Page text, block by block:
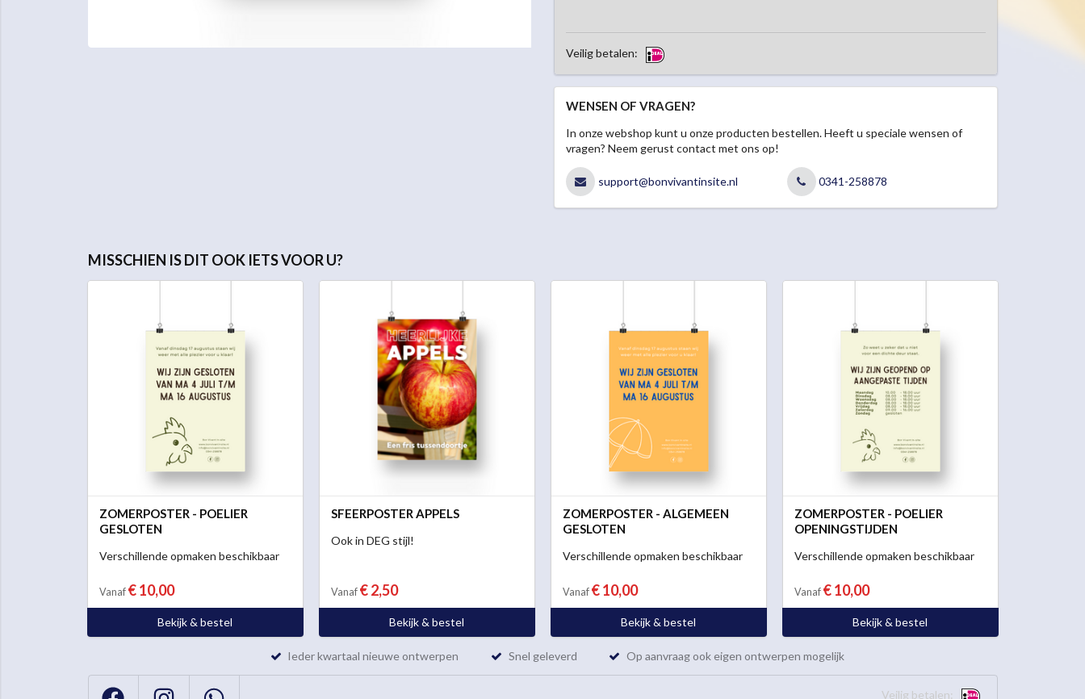
Veilig betalen:
WENSEN OF VRAGEN?
In onze webshop kunt u onze producten bestellen. Heeft u speciale wensen of
vragen? Neem gerust contact met ons op!
support@bonvivantinsite.nl 0341-258878
MISSCHIEN IS DIT OOK IETS VOOR U?
ZOMERPOSTER - POELIER
GESLOTEN
Verschillende opmaken beschikbaar
Vanaf € 10,00
Bekijk & bestel
SFEERPOSTER APPELS
Ook in DEG stijl!
Vanaf € 2,50
Bekijk & bestel
ZOMERPOSTER - ALGEMEEN
GESLOTEN
Verschillende opmaken beschikbaar
Vanaf € 10,00
Bekijk & bestel
ZOMERPOSTER - POELIER
OPENINGSTIJDEN
Verschillende opmaken beschikbaar
Vanaf € 10,00
Bekijk & bestel
Ieder kwartaal nieuwe ontwerpen Snel geleverd Op aanvraag ook eigen ontwerpen mogelijk
Veilig betalen: